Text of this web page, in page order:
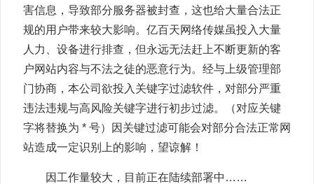
害信息，导致部分服务器被封查，这也给大量合法正
规的用户带来较大影响。亿百天网络传媒虽投入大量
人力、设备进行排查，但永远无法赶上不断更新的客
户网站内容与不法之徒的恶意行为。经与上级管理部
门协商，本公司欲投入关键字过滤软件，对部分严重
违法违规与高风险关键字进行初步过滤。（对应关键
字将替换为 * 号）因关键过滤可能会对部分合法正常网
站造成一定识别上的影响，望谅解！
因工作量较大，目前正在陆续部署中……